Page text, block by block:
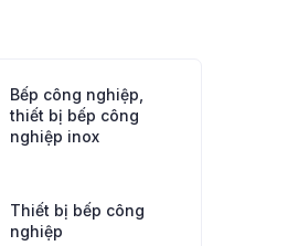
Bếp công nghiệp,
thiết bị bếp công
nghiệp inox
Thiết bị bếp công
nghiệp